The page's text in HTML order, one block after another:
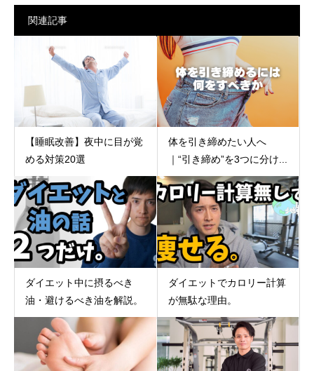
関連記事
【睡眠改善】夜中に目が覚
める対策20選
体を引き締めたい人へ
｜“引き締め”を3つに分け...
ダイエット中に摂るべき
油・避けるべき油を解説。
ダイエットでカロリー計算
が無駄な理由。